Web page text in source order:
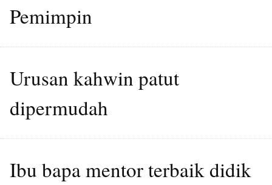
Pemimpin
Urusan kahwin patut
dipermudah
Ibu bapa mentor terbaik didik